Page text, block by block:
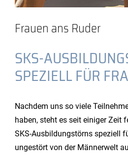
Frauen ans Ruder
SKS-
SPEZIELL FÜR
Nachdem uns so viele
haben, steht es seit einiger Zeit
SKS-Ausbildungstörns speziell
ungestört von der Männerwelt